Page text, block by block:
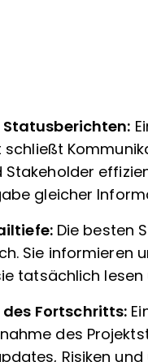
Statusberichten:
gleicher
Die besten
Sie informieren
tatsächlich lesen
Fortschritts:
des
Risiken